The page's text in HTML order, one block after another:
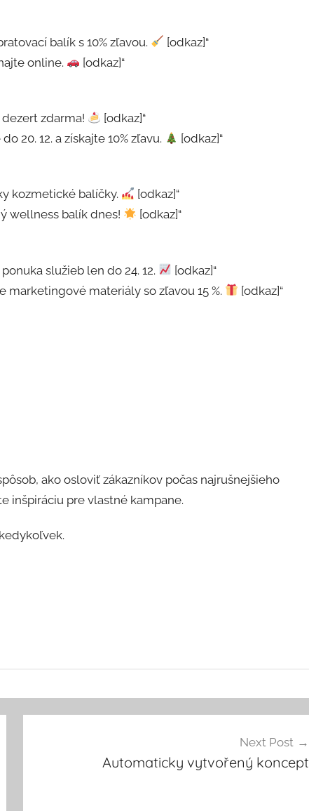
balík s 10% zľavou.
[odkaz]“
online.
[odkaz]“
dezert zdarma!
[odkaz]“
20. 12. a získajte 10% zľavu.
[odkaz]“
kozmetické balíčky.
[odkaz]“
wellness balík dnes!
[odkaz]“
služieb len do 24. 12.
[odkaz]“
marketingové materiály so zľavou 15 %.
[odkaz]“
ako osloviť zákazníkov počas najrušnejšieho
inšpiráciu pre vlastné kampane.
Next Post
Automaticky vytvořený koncept